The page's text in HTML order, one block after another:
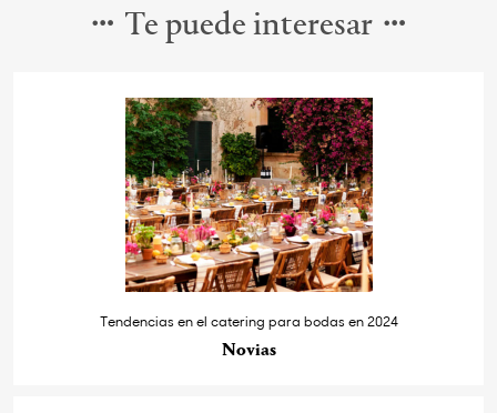
Te puede interesar
Tendencias en el catering para bodas en 2024
Novias